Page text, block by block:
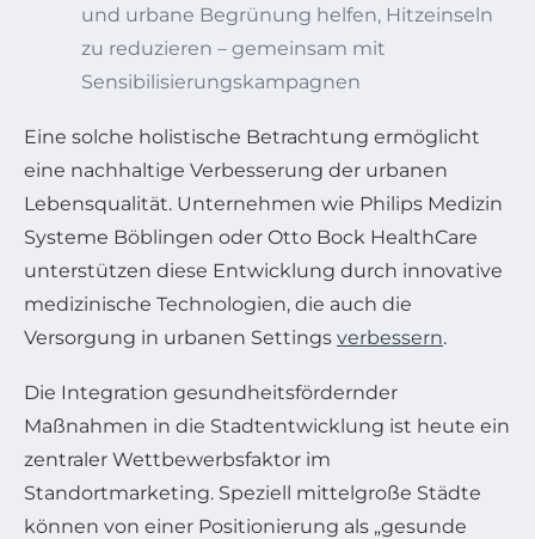
und urbane Begrünung helfen, Hitzeinseln
zu reduzieren – gemeinsam mit
Sensibilisierungskampagnen
Eine solche holistische Betrachtung ermöglicht
eine nachhaltige Verbesserung der urbanen
Lebensqualität. Unternehmen wie Philips Medizin
Systeme Böblingen oder Otto Bock HealthCare
unterstützen diese Entwicklung durch innovative
medizinische Technologien, die auch die
Versorgung in urbanen Settings verbessern.
Die Integration gesundheitsfördernder
Maßnahmen in die Stadtentwicklung ist heute ein
zentraler Wettbewerbsfaktor im
Standortmarketing. Speziell mittelgroße Städte
können von einer Positionierung als „gesunde